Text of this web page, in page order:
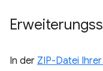
In der ZIP-Datei